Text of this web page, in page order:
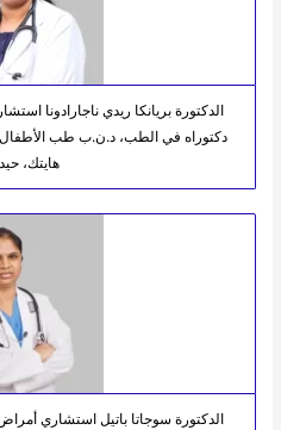
الدكتورة بريانكا ريدي ناجارادونا
دكتوراه في الطب، د.ن.ب طب
هايتك،
الدكتورة سوجاتا باتيل استشاري